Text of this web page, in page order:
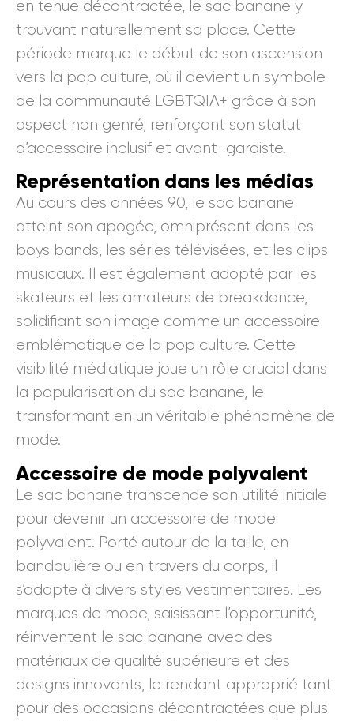
en tenue décontractée, le sac banane y
trouvant naturellement sa place. Cette
période marque le début de son ascension
vers la pop culture, où il devient un symbole
de la communauté LGBTQIA+ grâce à son
aspect non genré, renforçant son statut
d’accessoire inclusif et avant-gardiste.
Représentation dans les médias
Au cours des années 90, le sac banane
atteint son apogée, omniprésent dans les
boys bands, les séries télévisées, et les clips
musicaux. Il est également adopté par les
skateurs et les amateurs de breakdance,
solidifiant son image comme un accessoire
emblématique de la pop culture. Cette
visibilité médiatique joue un rôle crucial dans
la popularisation du sac banane, le
transformant en un véritable phénomène de
mode.
Accessoire de mode polyvalent
Le sac banane transcende son utilité initiale
pour devenir un accessoire de mode
polyvalent. Porté autour de la taille, en
bandoulière ou en travers du corps, il
s’adapte à divers styles vestimentaires. Les
marques de mode, saisissant l’opportunité,
réinventent le sac banane avec des
matériaux de qualité supérieure et des
designs innovants, le rendant approprié tant
pour des occasions décontractées que plus